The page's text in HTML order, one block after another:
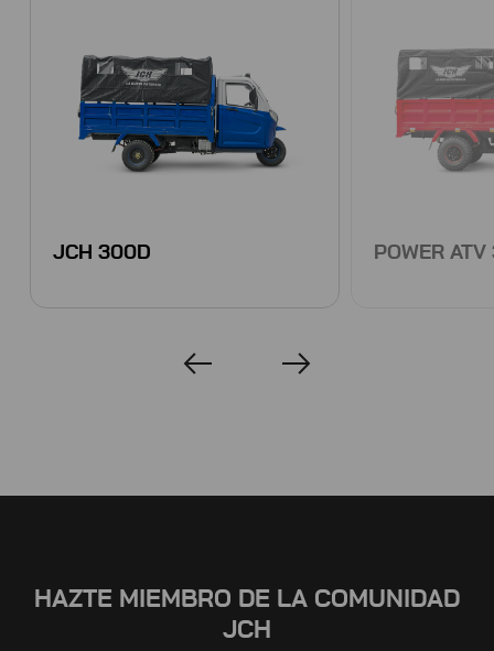
JCH 300D POWER
HAZTE MIEMBRO DE LA COMUNIDAD
JCH